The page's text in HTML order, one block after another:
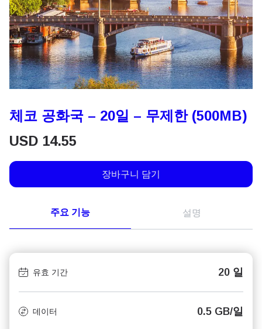
체코 공화국 – 20일 – 무제한 (500MB)
USD 14.55
장바구니 담기
주요 기능 설명
유효 기간 20 일
데이터 0.5 GB/일